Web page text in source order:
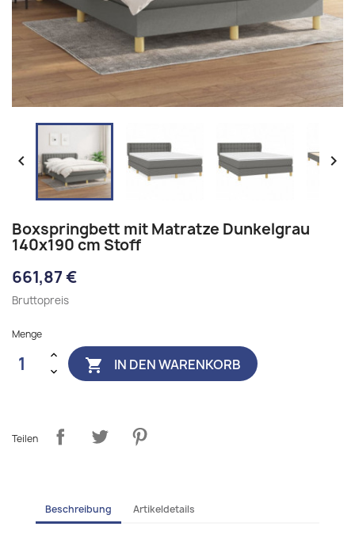
 
Boxspringbett mit Matratze Dunkelgrau
140x190 cm Stoff
661,87 €
Bruttopreis
Menge
 IN DEN WARENKORB
Teilen
Beschreibung Artikeldetails